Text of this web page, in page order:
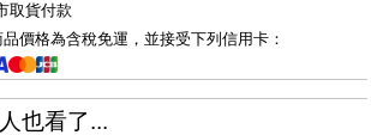
取貨付款
價格為含稅免運，並接受下列信用卡：
也看了...